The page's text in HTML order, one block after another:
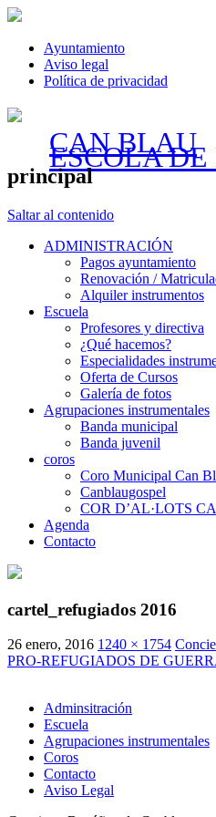
Ayuntamiento
Aviso legal
Política de privacidad
CAN BLAU
ESCOLA
principal
Saltar al contenido
ADMINISTRACIÓN
Pagos ayuntamiento
Renovación /
Alquiler instrumentos
Escuela
Profesores y directiva
¿Qué hacemos?
Especialidades
Oferta de Cursos
Galería de fotos
Agrupaciones instrumentales
Banda municipal
Banda juvenil
coros
Coro Municipal Can
Canblaugospel
COR D’AL·LOTS
Agenda
Contacto
cartel_refugiados 2016
26 enero, 2016 1240 × 1754
PRO-REFUGIADOS DE
Adminsitración
Escuela
Agrupaciones instrumentales
Coros
Contacto
Aviso Legal